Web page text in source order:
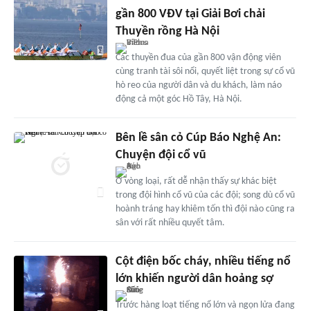
gần 800 VĐV tại Giải Bơi chải
Thuyền rồng Hà Nội
Các thuyền đua của gần 800 vận động viên
cùng tranh tài sôi nổi, quyết liệt trong sự cổ vũ
hò reo của người dân và du khách, làm náo
động cả một góc Hồ Tây, Hà Nội.
Bên lề sân cỏ Cúp Báo Nghệ An:
Chuyện đội cổ vũ
Ở vòng loại, rất dễ nhận thấy sự khác biệt
trong đội hình cổ vũ của các đội; song dù cổ vũ
hoành tráng hay khiêm tốn thì đội nào cũng ra
sân với rất nhiều quyết tâm.
Cột điện bốc cháy, nhiều tiếng nổ
lớn khiến người dân hoảng sợ
Trước hàng loạt tiếng nổ lớn và ngọn lửa đang